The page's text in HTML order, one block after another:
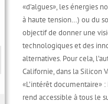
«d’algues», les énergies
à haute tension…) ou du
objectif de donner une
technologiques et des
alternatives. Pour cela,
Californie, dans la Silicon
«L’intérêt documentaire»
rend accessible à tous le